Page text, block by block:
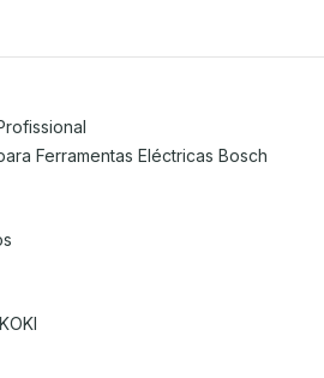
Ferramentas Eléctricas Bosch